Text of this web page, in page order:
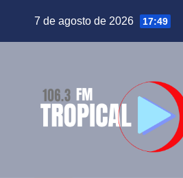
7 de agosto de 2026 17:49